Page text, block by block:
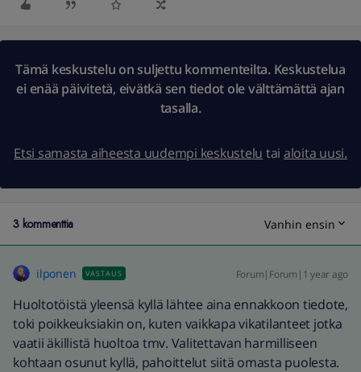
Tämä keskustelu on suljettu kommenteilta. Keskustelua
ei enää päivitetä, eivätkä sen tiedot ole välttämättä ajan
tasalla.
Etsi samasta aiheesta uudempi keskustelu tai aloita uusi.
3 kommenttia Vanhin ensin
ilponen VASTAUS Forum|Forum|1 year ago
Huoltotöistä yleensä kyllä lähtee aina ennakkoon tiedote,
toki poikkeuksiakin on, kuten vaikkapa vikatilanteet jotka
vaatii äkillistä huoltoa tmv. Valitettavan harmilliseen
kohtaan osunut kyllä, pahoittelut siitä omasta puolesta.